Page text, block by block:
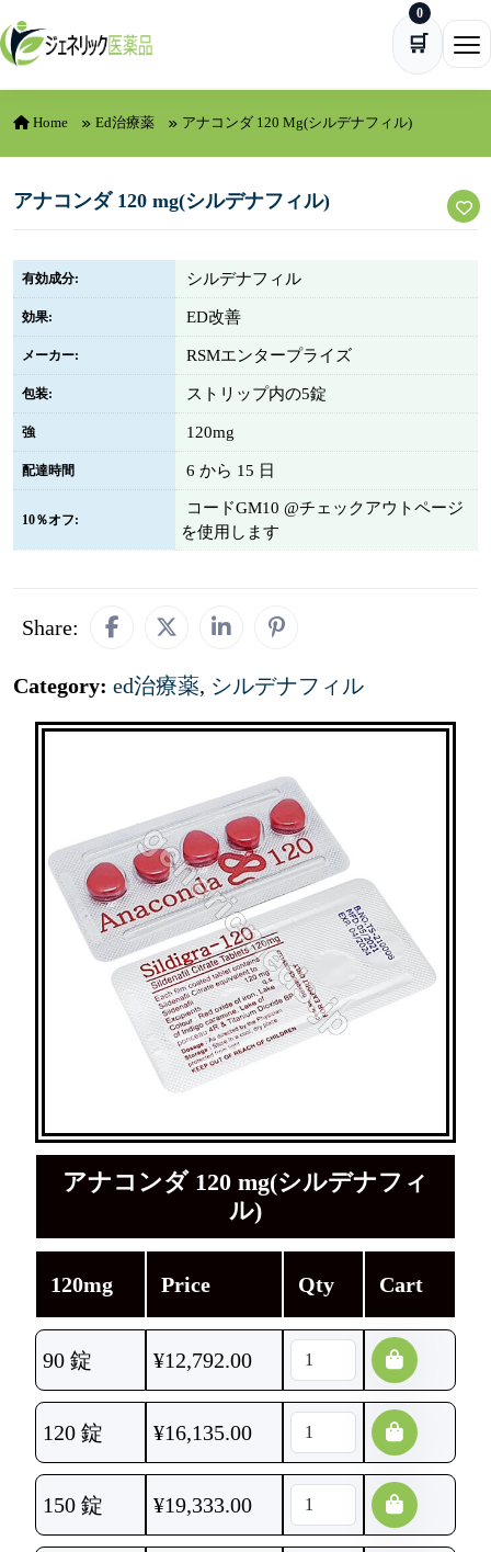
Skip to content
🛒
0
Home Ed治療薬 アナコンダ 120 Mg(シルデナフィル)
アナコンダ 120 mg(シルデナフィル)
有効成分: シルデナフィル
効果: ED改善
メーカー: RSMエンタープライズ
包装: ストリップ内の5錠
強 120mg
配達時間 6 から 15 日
10％オフ:
コードGM10 @チェックアウトページ
を使用します
Share:
Category: ed治療薬, シルデナフィル
アナコンダ 120 mg(シルデナフィ
ル)
120mg Price Qty Cart
90 錠 ¥12,792.00
120 錠 ¥16,135.00
150 錠 ¥19,333.00